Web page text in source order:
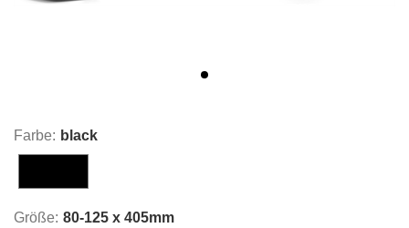
Farbe: black
Größe: 80-125 x 405mm